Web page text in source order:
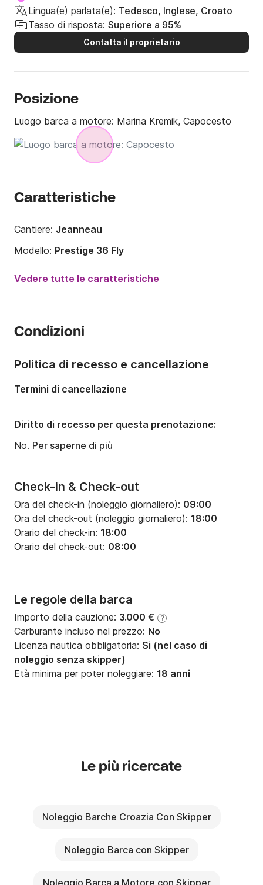
Lingua(e) parlata(e): Tedesco, Inglese, Croato
Tasso di risposta: Superiore a 95%
Contatta il proprietario
Posizione
Luogo barca a motore: Marina Kremik, Capocesto
Caratteristiche
Cantiere: Jeanneau
Modello: Prestige 36 Fly
310CV
Portata massima persone:
Vedere tutte le caratteristiche
Condizioni
Check-in & Check-out
Ora del check-in (noleggio giornaliero): 09:00
Ora del check-out (noleggio giornaliero): 18:00
Orario del check-in: 18:00
Orario del check-out: 08:00
Le regole della barca
Importo della cauzione: 3.000 € ?
Carburante incluso nel prezzo: No
Licenza nautica obbligatoria: Si (nel caso di
noleggio senza skipper)
Età minima per poter noleggiare: 18 anni
Politica di recesso e cancellazione
Termini di cancellazione
Diritto di recesso per questa prenotazione:
No. Per saperne di più
Le più ricercate
Noleggio Barche Croazia Con Skipper
Noleggio Barca con Skipper